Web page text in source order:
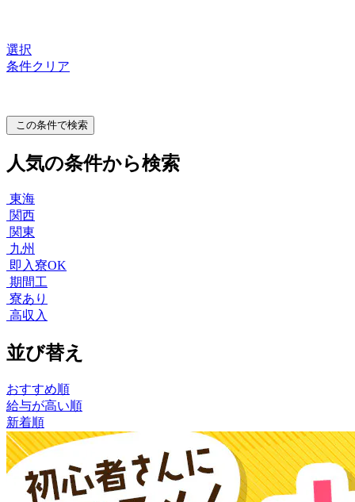
選択
条件クリア
この条件で検索
人気の条件から検索
東海
関西
関東
九州
即入寮OK
期間工
寮あり
高収入
並び替え
おすすめ順
給与が高い順
新着順